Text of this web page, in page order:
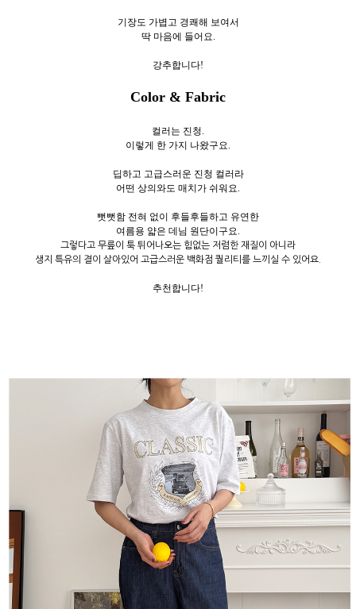
기장도 가볍고 경쾌해 보여서
딱 마음에 들어요.
강추합니다!
Color & Fabric
컬러는 진청.
이렇게 한 가지 나왔구요.
딥하고 고급스러운 진청 컬러라
어떤 상의와도 매치가 쉬워요.
뻣뻣함 전혀 없이 후들후들하고 유연한
여름용 얇은 데님 원단이구요.
그렇다고 무릎이 툭 튀어나오는 힘없는 저렴한 재질이 아니라
생지 특유의 결이 살아있어 고급스러운 백화점 퀄리티를 느끼실 수 있어요.
추천합니다!